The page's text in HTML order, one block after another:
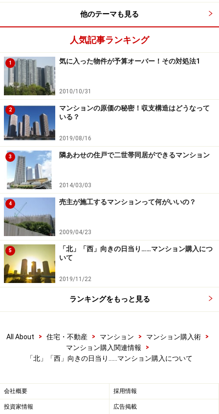
高層階の住戸は周りに採光を遮る建物がなく、窓サッシ
す。それに高層階では「バルコニーからなにが望める
めが開けていたりすると、北向きの方が南向きより人気
が出ることも珍しくありません。
どの方角がいいかはマンションによって異
なる
考えてみれば、タワーマンションでなくても方角にあま
りこだわるのは得策ではないかもしれません。昼間留守
にしがちな人の場合は日差しよりも、むしろ窓からの眺
めが住み心地を左右するでしょう。どの方角がいいのか
は、マンションの条件と予算を加味して選べばいいでし
ょう。
【関連記事】
東向きと南向きはどちらがいい？日当たりは？
南向き信仰のワナ
ワンルーム と1Kの違いを解説！ 選ぶならどっち？
洗濯物の干す場所はどこに作るといい？ 自然乾燥派
不動産広告の基本（間取り・築年数・戸数・方位）
他のテーマも見る
人気記事ランキング
1 気に入った物件が予算オーバー！その対処法1
2010/10/31
2
マンションの原価の秘密！収支構造はどうなって
いる？
2019/08/16
3 隣あわせの住戸で二世帯同居ができるマンション
2014/03/03
4 売主が施工するマンションって何がいいの？
2009/04/23
5
「北」「西」向きの日当り……マンション購入につ
いて
2019/11/22
ランキングをもっと見る
All About > 住宅・不動産 > マンション > マンション購入術
>
マンション購入関連情報
>
「北」「西」向きの日当り……マンション購入について
会社概要 採用情報
投資家情報 広告掲載